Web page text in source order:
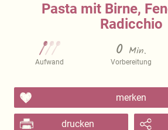
Pasta mit Birne,
Radicchio
Aufwand
0 Min.
Vorbereitung
merken
drucken